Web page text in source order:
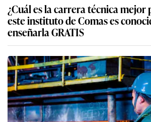
¿Cuál es la carrera técnica mejor
este instituto de Comas es
enseñarla GRATIS